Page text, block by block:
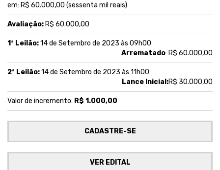
em: R$ 60.000,00 (sessenta mil reais)
Avaliação: R$ 60.000,00
1ª Leilão:14 de Setembro de 2023 às 09h00
Arrematado: R$ 60.000,00
2ª Leilão:14 de Setembro de 2023 às 11h00
Lance Inicial:R$ 30.000,00
Valor de incremento: R$ 1.000,00
CADASTRE-SE
VER EDITAL